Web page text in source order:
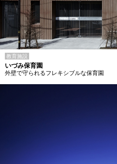
教育施設
いづみ保育園
外壁で守られるフレキシブルな保育園